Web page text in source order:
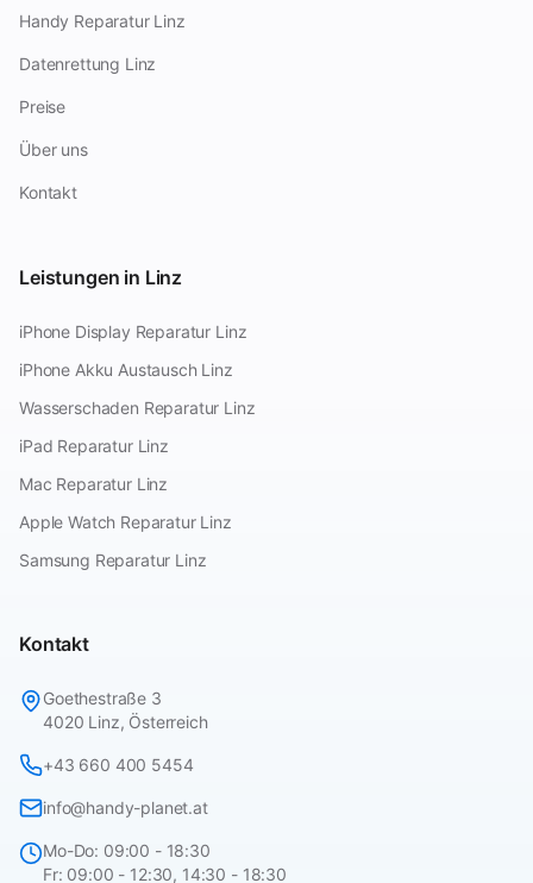
Handy Reparatur Linz
Datenrettung Linz
Preise
Über uns
Kontakt
Leistungen in Linz
iPhone Display Reparatur Linz
iPhone Akku Austausch Linz
Wasserschaden Reparatur Linz
iPad Reparatur Linz
Mac Reparatur Linz
Apple Watch Reparatur Linz
Samsung Reparatur Linz
Kontakt
Goethestraße 3
4020 Linz, Österreich
+43 660 400 5454
info@handy-planet.at
Mo-Do: 09:00 - 18:30
Fr: 09:00 - 12:30, 14:30 - 18:30